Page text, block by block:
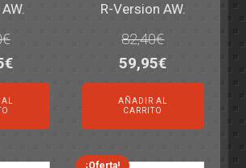
€
€El
precio
es:
59,95€.
AL
R-Version AW.
82,40€
El
precio
original
era:
82,40€.
59,95€El
precio
es:
59,95€.
AÑADIR AL
CARRITO